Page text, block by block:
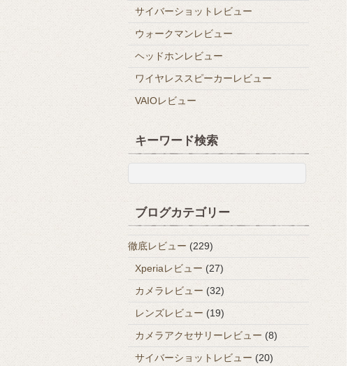
サイバーショットレビュー
ウォークマンレビュー
ヘッドホンレビュー
ワイヤレススピーカーレビュー
VAIOレビュー
キーワード検索
ブログカテゴリー
徹底レビュー (229)
Xperiaレビュー(27)
カメラレビュー (32)
レンズレビュー (19)
カメラアクセサリーレビュー (8)
サイバーショットレビュー (20)